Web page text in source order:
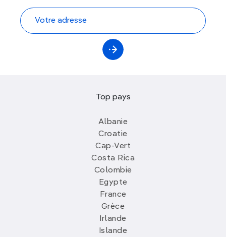
Top pays
Albanie
Croatie
Cap-Vert
Costa Rica
Colombie
Egypte
France
Grèce
Irlande
Islande